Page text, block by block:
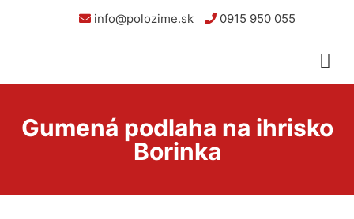
info@polozime.sk 0915 950 055
Gumená podlaha na ihrisko
Borinka